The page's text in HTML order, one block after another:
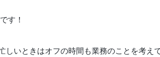
す！
しいときはオフの時間も業務のことを考え